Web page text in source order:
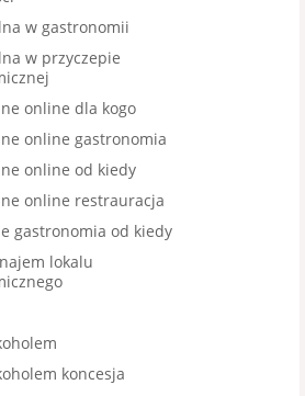
w gastronomii
w przyczepie
online dla kogo
online gastronomia
online od kiedy
online restrauracja
gastronomia od kiedy
lokalu
koncesja